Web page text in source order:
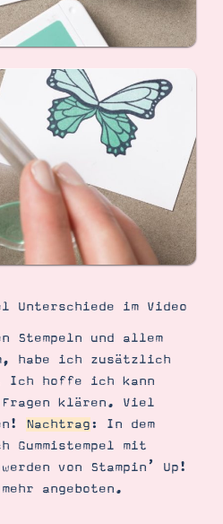
Unterschiede im Video
Stempeln und allem
habe ich zusätzlich
hoffe ich kann
klären. Viel
Nachtrag: In dem
Gummistempel mit
von Stampin’ Up!
angeboten.